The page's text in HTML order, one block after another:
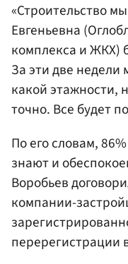
«Строительство
Евгеньевна
комплекса и ЖКХ)
За эти две
какой этажности,
точно. Все будет
По его словам,
знают и
Воробьев
компании-
перерегистрации